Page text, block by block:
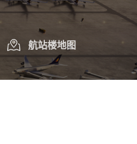
航站楼地图